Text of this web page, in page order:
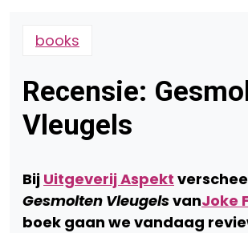
books
Recensie:
Vleugels
Bij Uitgeverij Aspekt
Gesmolten VleugelsvanJoke
boek gaan we vandaag